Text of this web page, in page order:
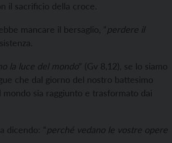
il sacrificio della croce.
mancare il bersaglio, “perdere il
la luce del mondo” (Gv 8,12), se lo siamo
che dal giorno del nostro battesimo
sia raggiunto e trasformato dai
dicendo: “perché vedano le vostre opere